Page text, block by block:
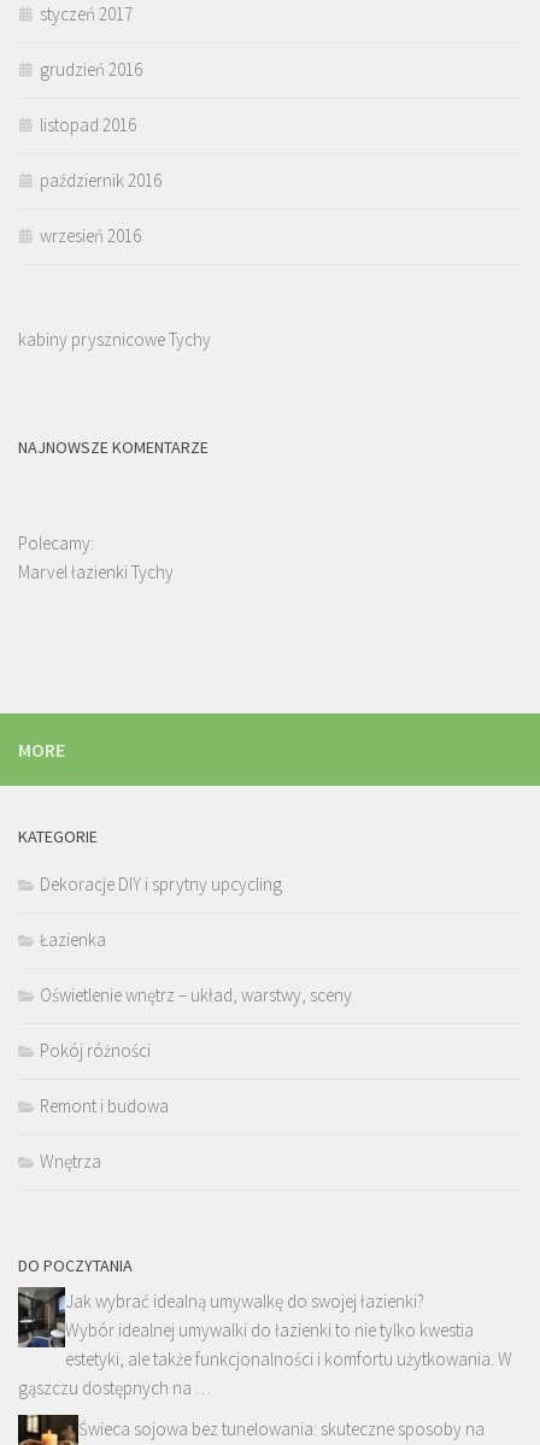
styczeń 2017
grudzień 2016
listopad 2016
październik 2016
wrzesień 2016
kabiny prysznicowe Tychy
NAJNOWSZE KOMENTARZE
Polecamy:
Marvel łazienki Tychy
MORE
KATEGORIE
Dekoracje DIY i sprytny upcycling
Łazienka
Oświetlenie wnętrz – układ, warstwy, sceny
Pokój różności
Remont i budowa
Wnętrza
DO POCZYTANIA
Jak wybrać idealną umywalkę do swojej łazienki?
Wybór idealnej umywalki do łazienki to nie tylko kwestia
estetyki, ale także funkcjonalności i komfortu użytkowania. W
gąszczu dostępnych na …
Świeca sojowa bez tunelowania: skuteczne sposoby na